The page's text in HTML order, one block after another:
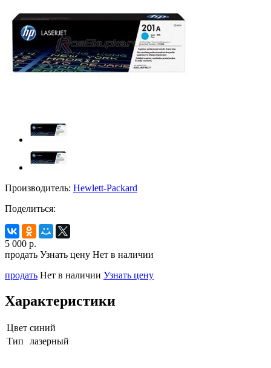
Производитель: Hewlett-Packard
Поделиться:
5 000 р.
продать Узнать цену Нет в наличии
продать Нет в наличии Узнать цену
Характеристики
Цвет синий
Тип
лазерный